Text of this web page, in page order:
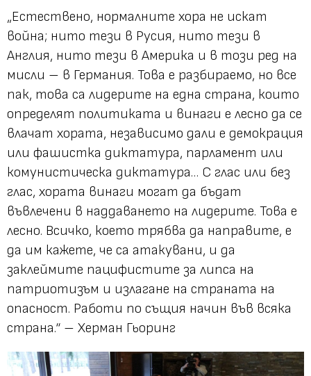
„Естествено, нормалните хора не искат
война; нито тези в Русия, нито тези в
Англия, нито тези в Америка и в този ред на
мисли – в Германия. Това е разбираемо, но все
пак, това са лидерите на една страна, които
определят политиката и винаги е лесно да се
влачат хората, независимо дали е демокрация
или фашистка диктатура, парламент или
комунистическа диктатура… С глас или без
глас, хората винаги могат да бъдат
въвлечени в наддаването на лидерите. Това е
лесно. Всичко, което трябва да направите, е
да им кажете, че са атакувани, и да
заклеймите пацифистите за липса на
патриотизъм и излагане на страната на
опасност. Работи по същия начин във всяка
страна.“ – Хeрман Гьоринг